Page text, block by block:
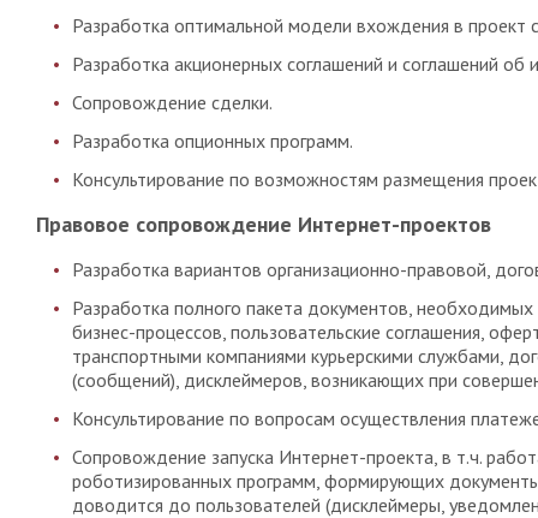
Разработка оптимальной модели вхождения в проект
Разработка акционерных соглашений и соглашений об
Сопровождение сделки.
Разработка опционных программ.
Консультирование по возможностям размещения
Правовое сопровождение Интернет-проектов
Разработка вариантов организационно-правовой,
Разработка полного пакета документов,
бизнес-процессов, пользовательские соглашения,
транспортными компаниями курьерскими службами,
(сообщений), дисклеймеров, возникающих при
Консультирование по вопросам осуществления
Сопровождение запуска Интернет-проекта, в т.ч.
роботизированных программ, формирующих
доводится до пользователей (дисклеймеры,